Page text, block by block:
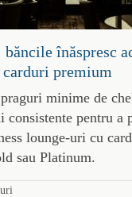
înăspresc
premium
minime de
consistente pentru a
lounge-uri cu
sau Platinum.